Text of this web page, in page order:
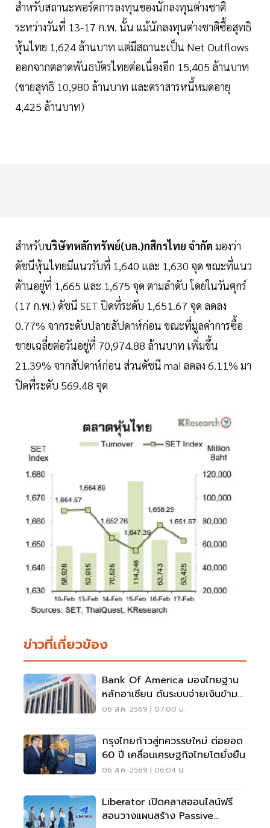
สำหรับสถานะพอร์ตการลงทุนของนักลงทุนต่างชาติ
ระหว่างวันที่ 13-17 ก.พ. นั้น แม้นักลงทุนต่างชาติซื้อสุทธิ
หุ้นไทย 1,624 ล้านบาท แต่มีสถานะเป็น Net Outflows
ออกจากตลาดพันธบัตรไทยต่อเนื่องอีก 15,405 ล้านบาท
(ขายสุทธิ 10,980 ล้านบาท และตราสารหนี้หมดอายุ
4,425 ล้านบาท)
สำหรับบริษัทหลักทรัพย์(บล.)กสิกรไทย จำกัด มองว่า
ดัชนีหุ้นไทยมีแนวรับที่ 1,640 และ 1,630 จุด ขณะที่แนว
ต้านอยู่ที่ 1,665 และ 1,675 จุด ตามลำดับ โดยในวันศุกร์
(17 ก.พ.) ดัชนี SET ปิดที่ระดับ 1,651.67 จุด ลดลง
0.77% จากระดับปลายสัปดาห์ก่อน ขณะที่มูลค่าการซื้อ
ขายเฉลี่ยต่อวันอยู่ที่ 70,974.88 ล้านบาท เพิ่มขึ้น
21.39% จากสัปดาห์ก่อน ส่วนดัชนี mai ลดลง 6.11% มา
ปิดที่ระดับ 569.48 จุด
ข่าวที่เกี่ยวข้อง
Bank Of America มองไทยฐาน
หลักอาเซียน ดันระบบจ่ายเงินข้าม
พรมแดนเรียลไทม์
06 ส.ค. 2569 | 07:00 น.
กรุงไทยก้าวสู่ทศวรรษใหม่ ต่อยอด
60 ปี เคลื่อนเศรษฐกิจไทยโตยั่งยืน
06 ส.ค. 2569 | 06:04 น.
Liberator เปิดคลาสออนไลน์ฟรี
สอนวางแผนสร้าง Passive